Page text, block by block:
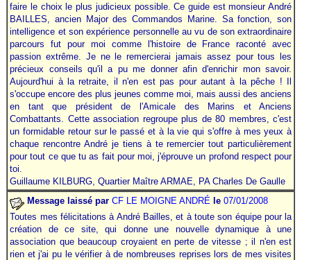
faire le choix le plus judicieux possible. Ce guide est monsieur André
BAILLES, ancien Major des Commandos Marine. Sa fonction, son
intelligence et son expérience personnelle au vu de son extraordinaire
parcours fut pour moi comme l'histoire de France raconté avec
passion extrême. Je ne le remercierai jamais assez pour tous les
précieux conseils qu'il a pu me donner afin d'enrichir mon savoir.
Aujourd'hui à la retraite, il n'en est pas pour autant à la pêche ! Il
s'occupe encore des plus jeunes comme moi, mais aussi des anciens
en tant que président de l'Amicale des Marins et Anciens
Combattants. Cette association regroupe plus de 80 membres, c'est
un formidable retour sur le passé et à la vie qui s'offre à mes yeux à
chaque rencontre André je tiens à te remercier tout particulièrement
pour tout ce que tu as fait pour moi, j'éprouve un profond respect pour
toi.
Guillaume KILBURG, Quartier Maître ARMAE, PA Charles De Gaulle
Message laissé par CF LE MOIGNE ANDRÉ le 07/01/2008
Toutes mes félicitations à André Bailles, et à toute son équipe pour la
création de ce site, qui donne une nouvelle dynamique à une
association que beaucoup croyaient en perte de vitesse ; il n'en est
rien et j'ai pu le vérifier à de nombreuses reprises lors de mes visites